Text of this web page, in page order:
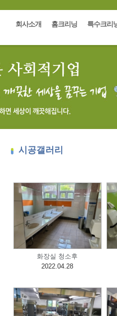
회사소개 홈크리닝 특수크리
시공갤러리
화장실 청소후
2022.04.28